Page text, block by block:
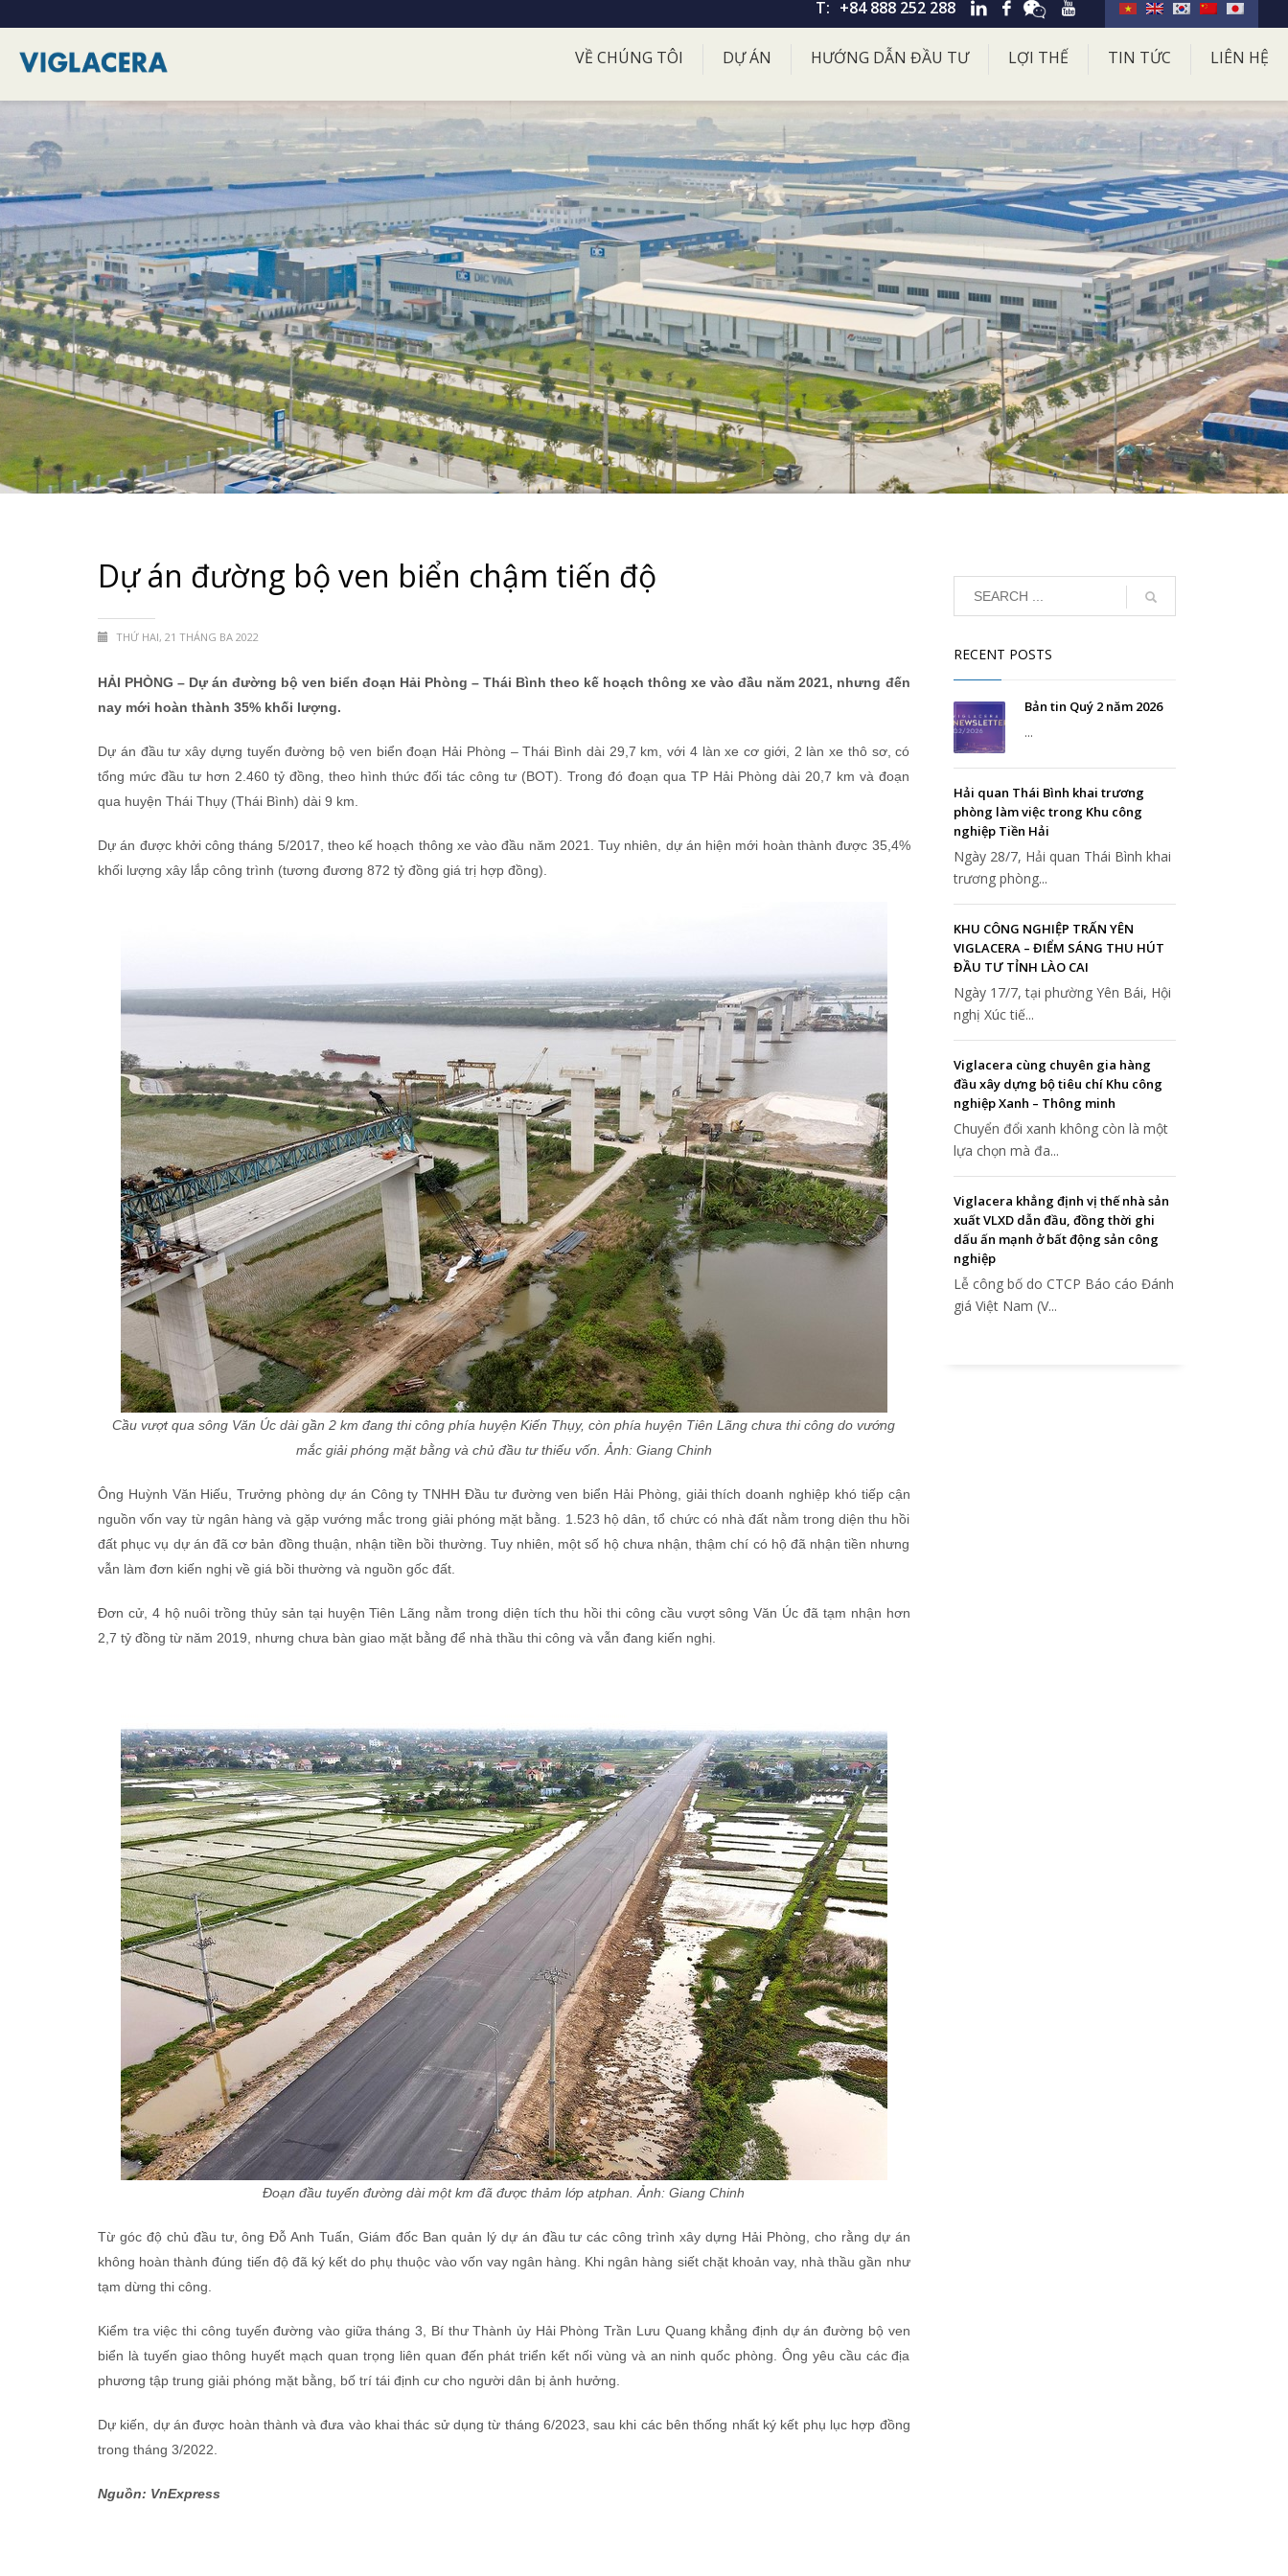
T: +84 888 252 288
VỀ CHÚNG TÔI DỰ ÁN HƯỚNG DẪN ĐẦU TƯ LỢI THẾ TIN TỨC LIÊN HỆ
Dự án đường bộ ven biển chậm tiến độ
THỨ HAI, 21 THÁNG BA 2022
HẢI PHÒNG – Dự án đường bộ ven biển đoạn Hải Phòng – Thái Bình theo kế hoạch thông xe vào đầu năm 2021, nhưng đến
nay mới hoàn thành 35% khối lượng.
Dự án đầu tư xây dựng tuyến đường bộ ven biển đoạn Hải Phòng – Thái Bình dài 29,7 km, với 4 làn xe cơ giới, 2 làn xe thô sơ, có
tổng mức đầu tư hơn 2.460 tỷ đồng, theo hình thức đối tác công tư (BOT). Trong đó đoạn qua TP Hải Phòng dài 20,7 km và đoạn
qua huyện Thái Thụy (Thái Bình) dài 9 km.
Dự án được khởi công tháng 5/2017, theo kế hoạch thông xe vào đầu năm 2021. Tuy nhiên, dự án hiện mới hoàn thành được 35,4%
khối lượng xây lắp công trình (tương đương 872 tỷ đồng giá trị hợp đồng).
Cầu vượt qua sông Văn Úc dài gần 2 km đang thi công phía huyện Kiến Thụy, còn phía huyện Tiên Lãng chưa thi công do vướng
mắc giải phóng mặt bằng và chủ đầu tư thiếu vốn. Ảnh: Giang Chinh
Ông Huỳnh Văn Hiếu, Trưởng phòng dự án Công ty TNHH Đầu tư đường ven biển Hải Phòng, giải thích doanh nghiệp khó tiếp cận
nguồn vốn vay từ ngân hàng và gặp vướng mắc trong giải phóng mặt bằng. 1.523 hộ dân, tổ chức có nhà đất nằm trong diện thu hồi
đất phục vụ dự án đã cơ bản đồng thuận, nhận tiền bồi thường. Tuy nhiên, một số hộ chưa nhận, thậm chí có hộ đã nhận tiền nhưng
vẫn làm đơn kiến nghị về giá bồi thường và nguồn gốc đất.
Đơn cử, 4 hộ nuôi trồng thủy sản tại huyện Tiên Lãng nằm trong diện tích thu hồi thi công cầu vượt sông Văn Úc đã tạm nhận hơn
2,7 tỷ đồng từ năm 2019, nhưng chưa bàn giao mặt bằng để nhà thầu thi công và vẫn đang kiến nghị.
Đoạn đầu tuyến đường dài một km đã được thảm lớp atphan. Ảnh: Giang Chinh
Từ góc độ chủ đầu tư, ông Đỗ Anh Tuấn, Giám đốc Ban quản lý dự án đầu tư các công trình xây dựng Hải Phòng, cho rằng dự án
không hoàn thành đúng tiến độ đã ký kết do phụ thuộc vào vốn vay ngân hàng. Khi ngân hàng siết chặt khoản vay, nhà thầu gần như
tạm dừng thi công.
Kiểm tra việc thi công tuyến đường vào giữa tháng 3, Bí thư Thành ủy Hải Phòng Trần Lưu Quang khẳng định dự án đường bộ ven
biển là tuyến giao thông huyết mạch quan trọng liên quan đến phát triển kết nối vùng và an ninh quốc phòng. Ông yêu cầu các địa
phương tập trung giải phóng mặt bằng, bố trí tái định cư cho người dân bị ảnh hưởng.
Dự kiến, dự án được hoàn thành và đưa vào khai thác sử dụng từ tháng 6/2023, sau khi các bên thống nhất ký kết phụ lục hợp đồng
trong tháng 3/2022.
Nguồn: VnExpress
RECENT POSTS
Bản tin Quý 2 năm 2026
...
Hải quan Thái Bình khai trương
phòng làm việc trong Khu công
nghiệp Tiền Hải
Ngày 28/7, Hải quan Thái Bình khai
trương phòng...
KHU CÔNG NGHIỆP TRẤN YÊN
VIGLACERA – ĐIỂM SÁNG THU HÚT
ĐẦU TƯ TỈNH LÀO CAI
Ngày 17/7, tại phường Yên Bái, Hội
nghị Xúc tiế...
Viglacera cùng chuyên gia hàng
đầu xây dựng bộ tiêu chí Khu công
nghiệp Xanh – Thông minh
Chuyển đổi xanh không còn là một
lựa chọn mà đa...
Viglacera khẳng định vị thế nhà sản
xuất VLXD dẫn đầu, đồng thời ghi
dấu ấn mạnh ở bất động sản công
nghiệp
Lễ công bố do CTCP Báo cáo Đánh
giá Việt Nam (V...